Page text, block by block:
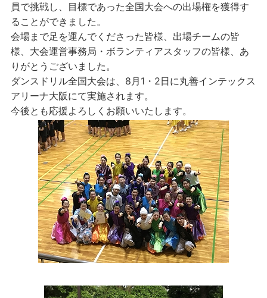
員で挑戦し、目標であった全国大会への出場権を獲得す
ることができました。
会場まで足を運んでくださった皆様、出場チームの皆
様、大会運営事務局・ボランティアスタッフの皆様、あ
りがとうございました。
ダンスドリル全国大会は、8月1・2日に丸善インテックス
アリーナ大阪にて実施されます。
今後とも応援よろしくお願いいたします。